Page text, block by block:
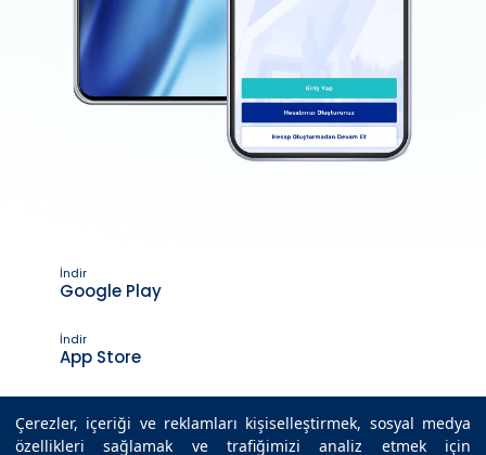
Çerezler, içeriği ve reklamları kişiselleştirmek, sosyal medya
özellikleri sağlamak ve trafiğimizi analiz etmek için
İndir
Google Play
İndir
App Store